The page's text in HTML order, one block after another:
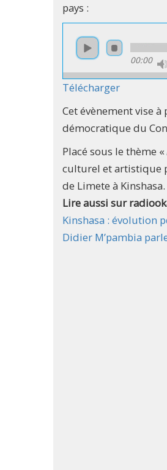
pays :
00:00
Télécharger
Cet évènement vise
démocratique du
Placé sous le thème «
culturel et artistique
de Limete à Kinshasa.
Lire aussi sur
Kinshasa : évolution
Didier M’pambia